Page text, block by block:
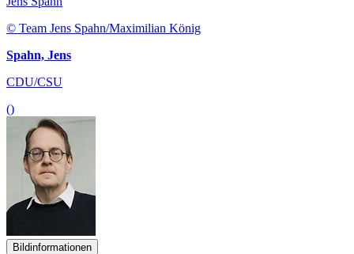
© Team Jens Spahn/Maximilian König
Spahn, Jens
CDU/CSU
()
Bildinformationen